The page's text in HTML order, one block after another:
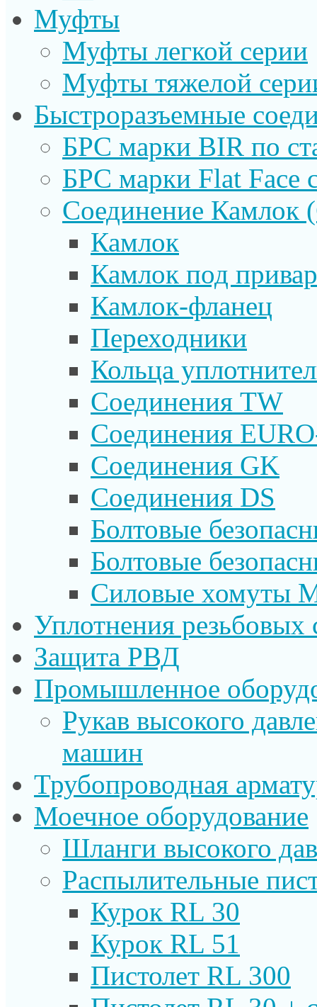
Муфты
Муфты легкой серии
Муфты тяжелой
Быстроразъемные
БРС марки BIR по
БРС марки Flat Face
Соединение Камлок
Камлок
Камлок под
Камлок-фланец
Переходники
Кольца
Соединения TW
Соединения
Соединения GK
Соединения DS
Болтовые
Болтовые
Силовые хомуты
Уплотнения резьбовых
Защита РВД
Промышленное
Рукав высокого
машин
Трубопроводная
Моечное оборудование
Шланги высокого
Распылительные
Курок RL 30
Курок RL 51
Пистолет RL 300